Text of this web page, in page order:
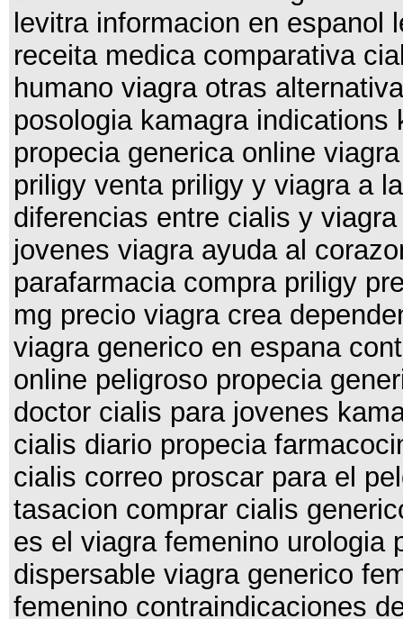
levitra informacion en
receita medica comparativa
humano viagra otras
posologia kamagra
propecia generica online
priligy venta priligy y viagra a
diferencias entre cialis y
jovenes viagra ayuda al
parafarmacia compra priligy
mg precio viagra crea
viagra generico en espana
online peligroso propecia
doctor cialis para jovenes
cialis diario propecia
cialis correo proscar para el
tasacion comprar cialis
es el viagra femenino urologia
dispersable viagra generico
femenino contraindicaciones